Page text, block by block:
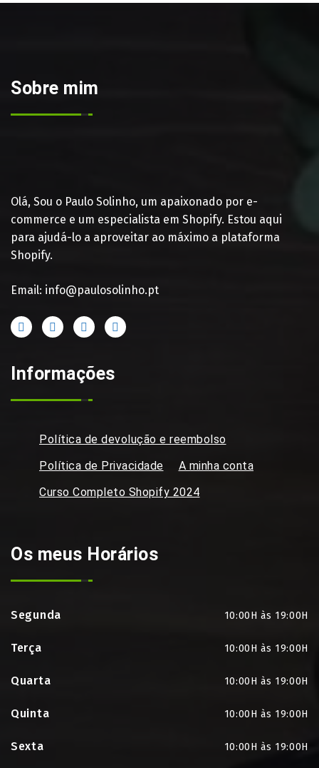
Sobre mim
Olá, Sou o Paulo Solinho, um apaixonado por e-
commerce e um especialista em Shopify. Estou aqui
para ajudá-lo a aproveitar ao máximo a plataforma
Shopify.
Email: info@paulosolinho.pt
Informações
Política de devolução e reembolso
Política de Privacidade
A minha conta
Curso Completo Shopify 2024
Os meus Horários
Segunda 10:00H às 19:00H
Terça 10:00H às 19:00H
Quarta 10:00H às 19:00H
Quinta 10:00H às 19:00H
Sexta 10:00H às 19:00H